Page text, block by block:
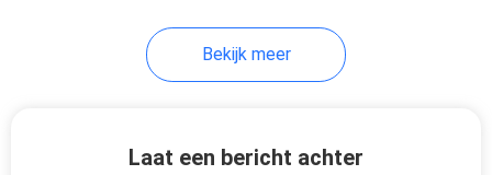
Bekijk meer
Laat een bericht achter